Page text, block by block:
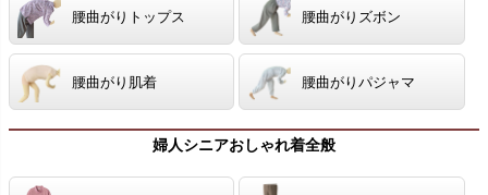
腰曲がりトップス 腰曲がりズボン
腰曲がり肌着 腰曲がりパジャマ
婦人シニアおしゃれ着全般